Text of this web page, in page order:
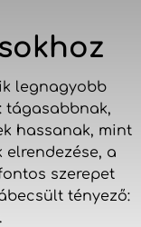
legnagyobb
tágasabbnak,
hassanak, mint
elrendezése, a
szerepet
tényező: